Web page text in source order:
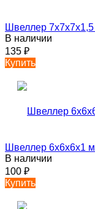
Швеллер
В наличии
135 ₽
Купить
Швеллер 6х6х6х1
В наличии
100 ₽
Купить